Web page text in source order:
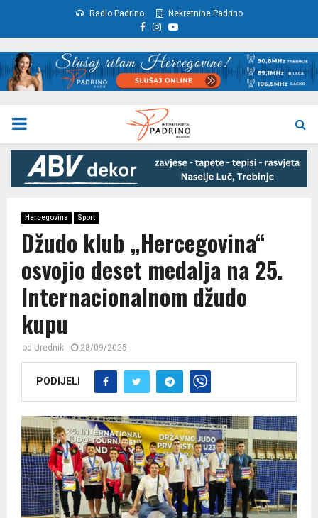
Radio Padrino Nekretnine Padrino
Facebook
Instagram
Youtube
PRIMARY
MENU
Hercegovina Sport
Džudo klub „Hercegovina“
osvojio deset medalja na 25.
Internacionalnom džudo
kupu
od Urednik 28/09/2025
PODIJELI